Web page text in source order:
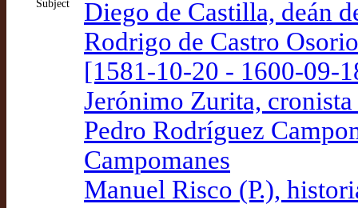
Subject
Diego de Castilla, deán
Rodrigo de Castro
[1581-10-20 - 1600-09-
Jerónimo Zurita,
Pedro Rodríguez
Campomanes
Manuel Risco (P.),